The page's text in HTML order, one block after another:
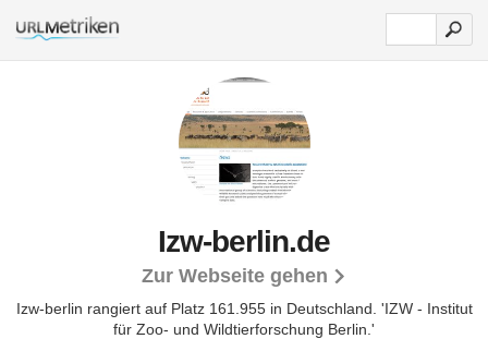
Izw-berlin.de
Zur Webseite gehen
Izw-berlin rangiert auf Platz 161.955 in Deutschland. 'IZW - Institut
für Zoo- und Wildtierforschung Berlin.'